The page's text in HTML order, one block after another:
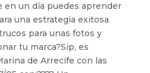
en un día puedes aprender
una estrategia exitosa
para unas fotos y
tu marca?Sip, es
de Arrecife con las